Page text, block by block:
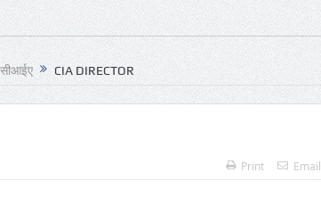
सीआईए CIA DIRECTOR
Print Email